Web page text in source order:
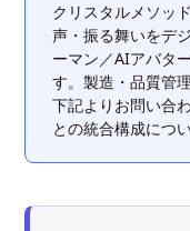
クリスタルメソッ
声・振る舞いをデ
ーマン／AIアバタ
す。製造・品質管
下記よりお問い合
との統合構成につ